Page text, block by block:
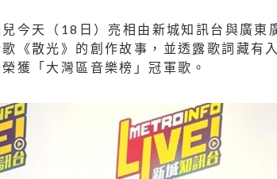
今天（18日）亮相由新城知訊台與廣東
《散光》的創作故事，並透露歌詞藏有
獲「大灣區音樂榜」冠軍歌。